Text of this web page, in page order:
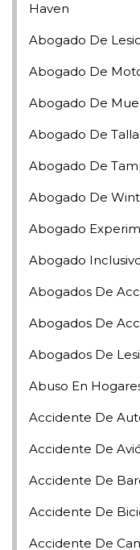
Haven
Abogado De
Abogado De
Abogado De
Abogado De
Abogado De
Abogado De
Abogado
Abogado
Abogados De
Abogados De
Abogados De
Abuso En
Accidente De
Accidente De
Accidente De
Accidente De
Accidente De